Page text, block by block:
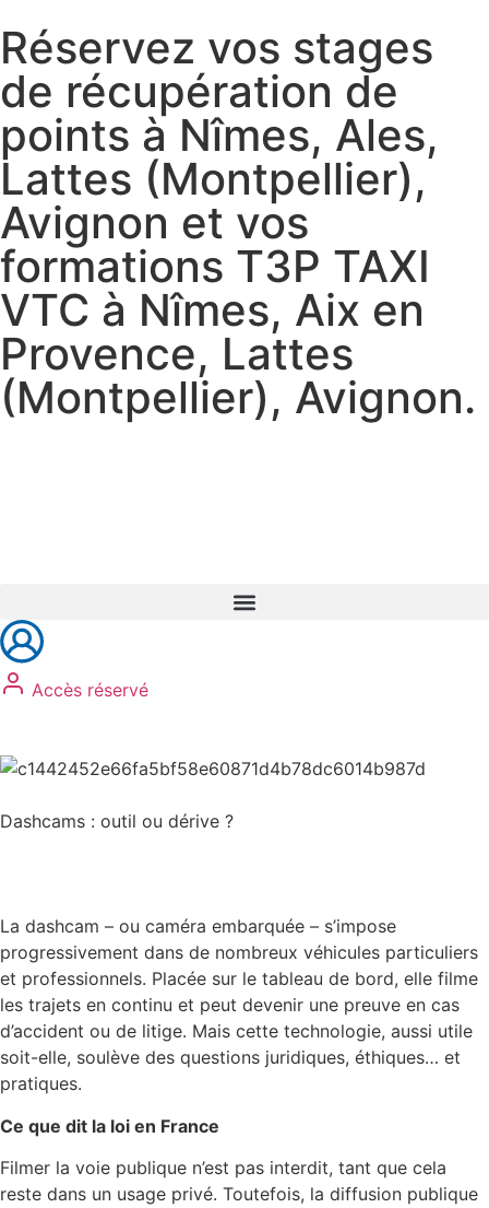
Réservez vos stages
de récupération de
points à Nîmes, Ales,
Lattes (Montpellier),
Avignon et vos
formations T3P TAXI
VTC à Nîmes, Aix en
Provence, Lattes
(Montpellier), Avignon.
Accès réservé
Dashcams : outil ou dérive ?
La dashcam – ou caméra embarquée – s’impose
progressivement dans de nombreux véhicules particuliers
et professionnels. Placée sur le tableau de bord, elle filme
les trajets en continu et peut devenir une preuve en cas
d’accident ou de litige. Mais cette technologie, aussi utile
soit-elle, soulève des questions juridiques, éthiques… et
pratiques.
Ce que dit la loi en France
Filmer la voie publique n’est pas interdit, tant que cela
reste dans un usage privé. Toutefois, la diffusion publique